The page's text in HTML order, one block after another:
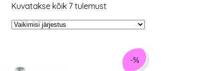
Kuvatakse kõik 7 tulemust
-%